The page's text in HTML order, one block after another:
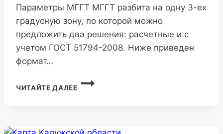
Параметры МГГТ МГГТ разбита на одну 3-ех
градусную зону, по которой можно
предложить два решения: расчетные и с
учетом ГОСТ 51794-2008. Ниже приведен
формат…
ЧИТАЙТЕ ДАЛЕЕ
МГГТ
(МОСКОВСКАЯ